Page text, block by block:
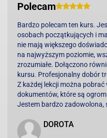
Polecam
Bardzo polecam ten kurs.
osobach początkujących i
nie mają większego
na najwyższym poziomie,
zrozumiałe. Dołączono
kursu. Profesjonalny dobór
Z każdej lekcji można
dokumentów, które są
Jestem bardzo zadowolona,
DOROTA